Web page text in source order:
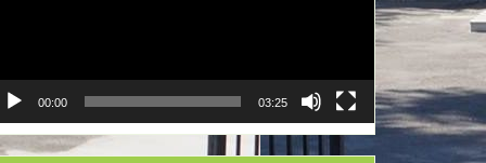
00:00 03:25